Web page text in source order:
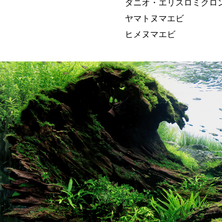
ヤマトヌマエビ
ヒメヌマエビ